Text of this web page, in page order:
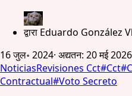
द्वारा Eduardo González Vl
16 जुल॰ 2024· अद्यतन: 20 मई 2026
NoticiasRevisiones Cct#Cct#
Contractual#Voto Secreto